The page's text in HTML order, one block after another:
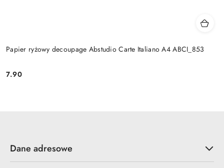
Papier ryżowy decoupage Abstudio Carte Italiano A4 ABCI_853
Cena:
7.90
Dane adresowe